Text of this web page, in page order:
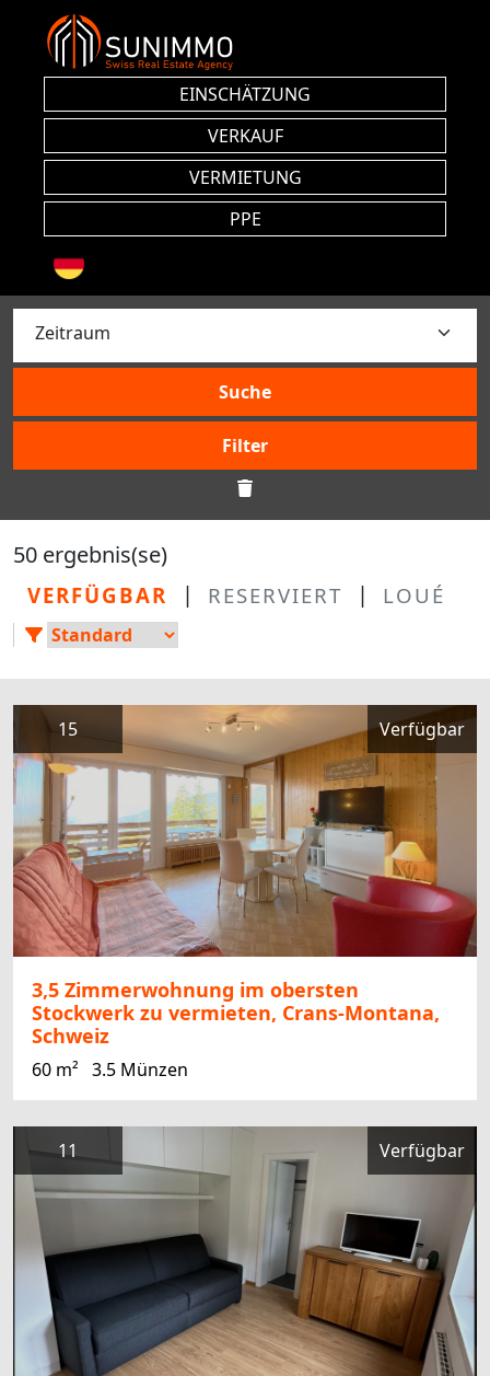
EINSCHÄTZUNG
VERKAUF
VERMIETUNG
PPE
Suche
Filter
50 ergebnis(se)
VERFÜGBAR | RESERVIERT | LOUÉ
15 Verfügbar
3,5 Zimmerwohnung im obersten
Stockwerk zu vermieten, Crans-Montana,
Schweiz
60 m² 3.5 Münzen
11 Verfügbar